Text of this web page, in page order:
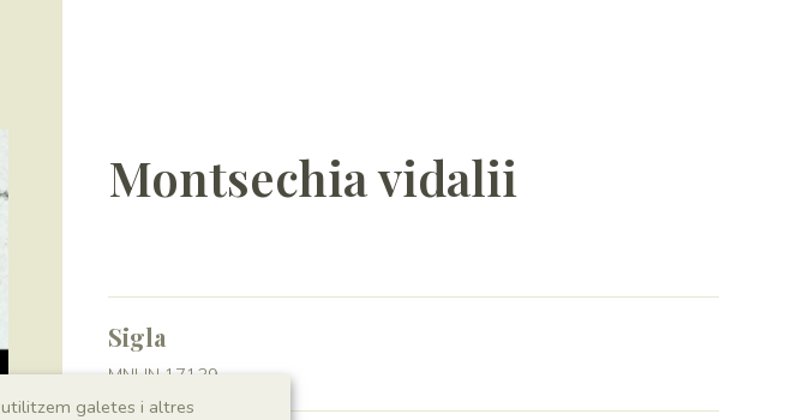
Montsechia vidalii
Sigla
MNHN 17139
utilitzem galetes i altres